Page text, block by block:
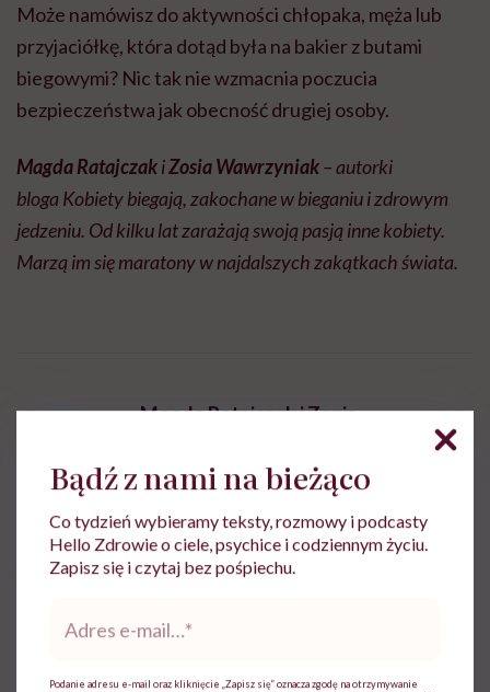
Może namówisz do aktywności chłopaka, męża lub
przyjaciółkę, która dotąd była na bakier z butami
biegowymi? Nic tak nie wzmacnia poczucia
bezpieczeństwa jak obecność drugiej osoby.
Magda RatajczakiZosia Wawrzyniak– autorki
bloga Kobiety biegają, zakochane w bieganiu i zdrowym
jedzeniu. Od kilku lat zarażają swoją pasją inne kobiety.
Marzą im się maratony w najdalszych zakątkach świata.
Magda Ratajczak i Zosia
Zobacz profil
Udostępnij
Bądź z nami na bieżąco
Co tydzień wybieramy teksty, rozmowy i podcasty
Hello Zdrowie o ciele, psychice i codziennym życiu.
Zapisz się i czytaj bez pośpiechu.
mail*
Podanie adresu e-mail oraz kliknięcie „Zapisz się” oznacza zgodę na otrzymywanie